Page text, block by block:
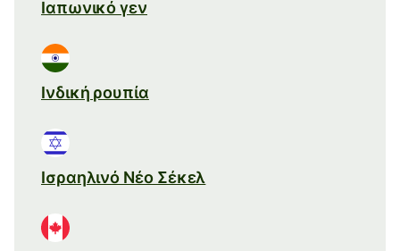
Ιαπωνικό γεν
Ινδική ρουπία
Ισραηλινό Νέο Σέκελ